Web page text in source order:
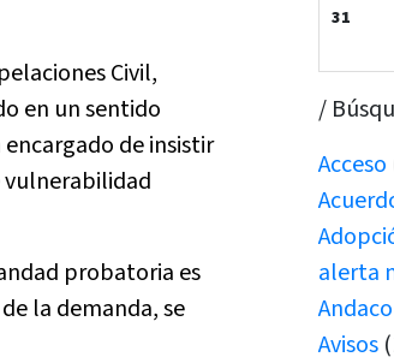
Civil,
en un sentido
de insistir
vulnerabilidad
probatoria es
la demanda, se
31
/
Acceso
alerta
Avisos